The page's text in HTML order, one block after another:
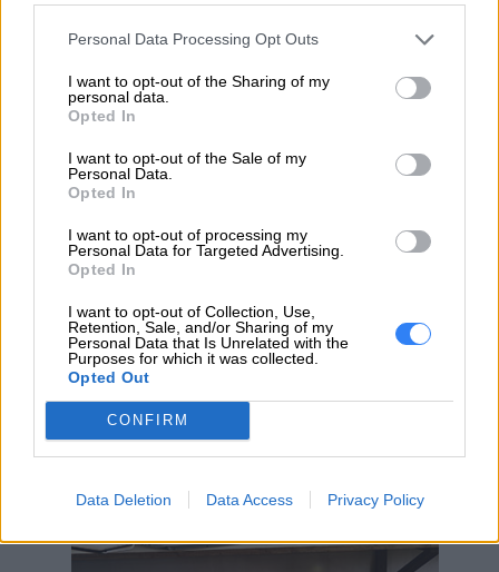
Personal Data Processing Opt Outs
I want to opt-out of the Sharing of my
personal data.
Opted In
I want to opt-out of the Sale of my
Personal Data.
Opted In
I want to opt-out of processing my
Personal Data for Targeted Advertising.
Opted In
I want to opt-out of Collection, Use,
Retention, Sale, and/or Sharing of my
Personal Data that Is Unrelated with the
Purposes for which it was collected.
Opted Out
CONFIRM
Data Deletion Data Access Privacy Policy
zainteresowaniem zarówno wśród użytkowników
prywatnych, jak również biznesowych. Kolejnymi
modelami, wartymi uwagi, w których połączono
E. W skład serii wchodząlaptopy LenovoE14 i
E15. Seria ThinkPad została stworzona przede
wszystkim do celów biznesowych i dlatego też
polecana jest małym, średnim, a nawet dużym
Przede wszystkim – wygoda pracy
oraz ponadprzeciętna trwałość